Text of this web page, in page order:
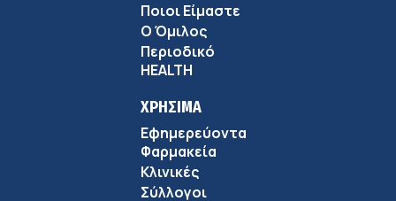
Ποιοι Είμαστε
Ο Όμιλος
Περιοδικό
HEALTH
ΧΡΗΣΙΜΑ
Εφημερεύοντα
Φαρμακεία
Κλινικές
Σύλλογοι